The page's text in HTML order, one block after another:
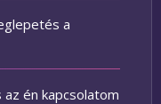
a
én kapcsolatom